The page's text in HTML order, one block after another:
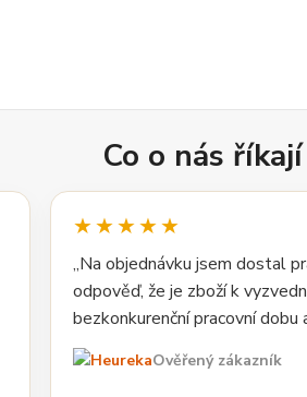
Co o nás
★★★★★
„Na objednávku jsem dostal
odpověď, že je zboží k
bezkonkurenční pracovní dobu
Ověřený zákazník